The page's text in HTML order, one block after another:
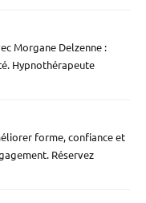
Morgane Delzenne :
Hypnothérapeute
forme, confiance et
Réservez